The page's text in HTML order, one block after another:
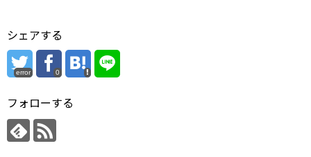
シェアする
error 0
フォローする